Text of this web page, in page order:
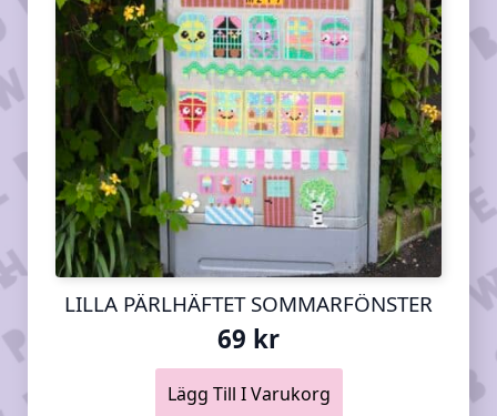
LILLA PÄRLHÄFTET SOMMARFÖNSTER
69 kr
Lägg Till I Varukorg